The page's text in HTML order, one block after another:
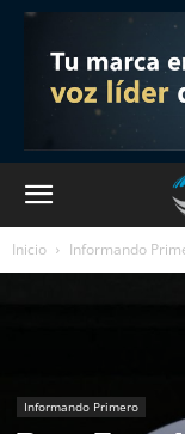
Inicio Informando
Informando Primero